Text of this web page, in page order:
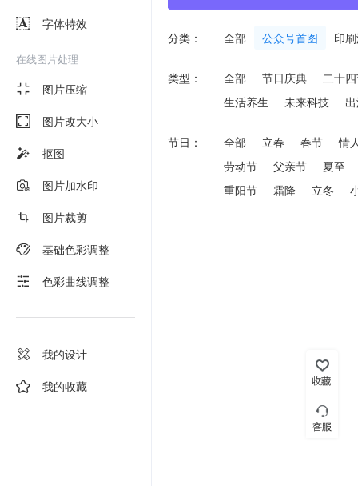
字体特效
在线图片处理
图片压缩
图片改大小
抠图
图片加水印
图片裁剪
基础色彩调整
色彩曲线调整
我的设计
我的收藏
分类： 全部 公众号首图 印
类型： 全部 节日庆典
二十
生活养生
未来科技
节日： 全部 立春 春节
情
劳动节
父亲节
夏至
重阳节
霜降 立冬